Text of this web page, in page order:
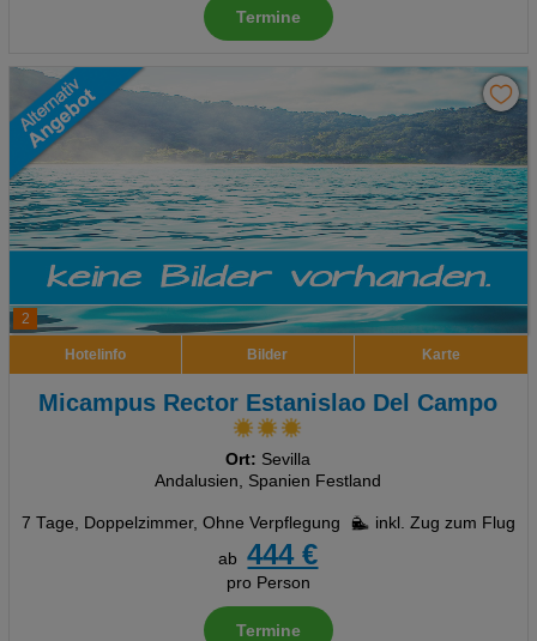
Termine
2
Hotelinfo Bilder Karte
Micampus Rector Estanislao Del Campo
Ort: Sevilla
Andalusien, Spanien Festland
7 Tage, Doppelzimmer, Ohne Verpflegung
inkl. Zug zum Flug
ab
444 €
pro Person
Termine